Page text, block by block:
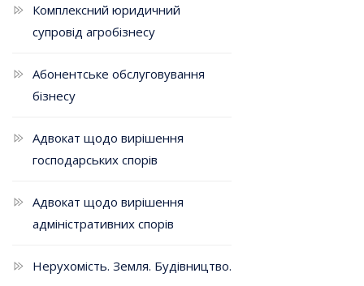
Комплексний юридичний
супровід агробізнесу
Абонентське обслуговування
бізнесу
Адвокат щодо вирішення
господарських спорів
Адвокат щодо вирішення
адміністративних спорів
Нерухомість. Земля. Будівництво.